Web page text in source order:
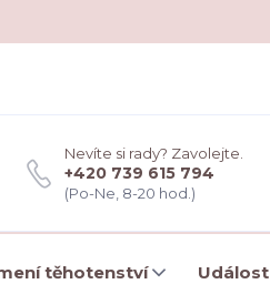
Nevíte si rady? Zavolejte.
+420 739 615 794
(Po-Ne, 8-20 hod.)
těhotenství Událost